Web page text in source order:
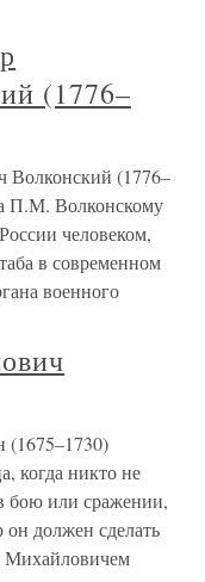
(1776–
Волконский (1776–
П.М. Волконскому
человеком,
в современном
военного
когда никто не
бою или сражении,
должен сделать
Михайловичем